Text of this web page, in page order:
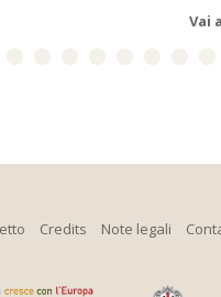
Vai
Credits Note legali